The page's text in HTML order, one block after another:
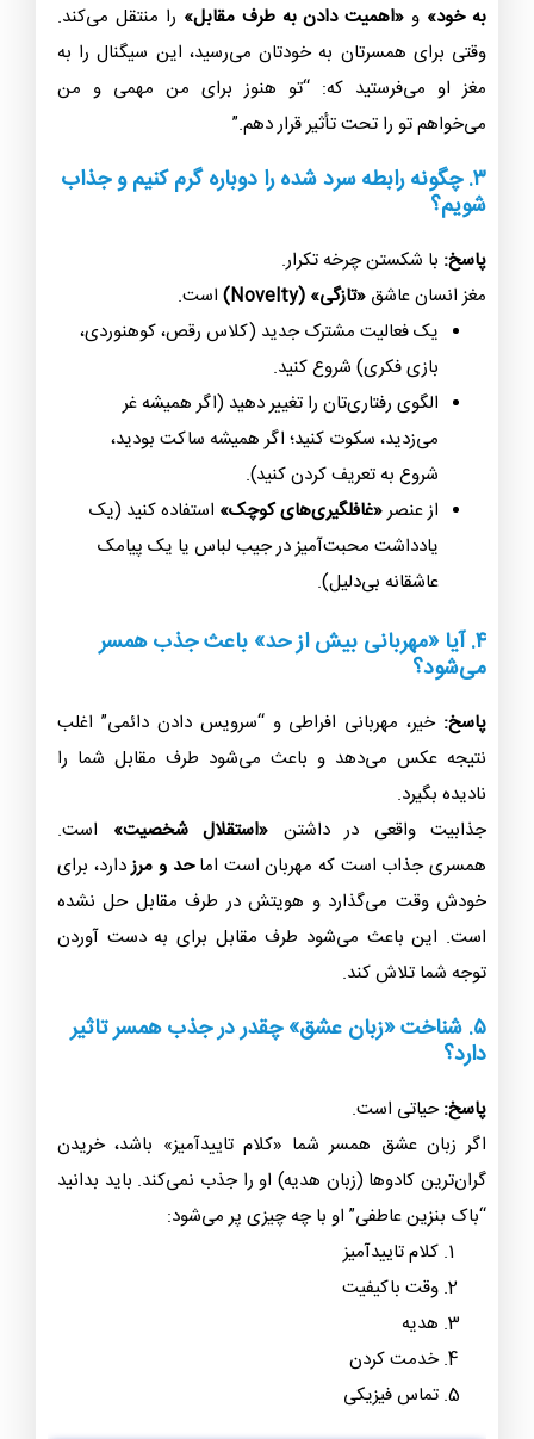
به خود» و «اهمیت دادن به طرف مقابل» را منتقل می‌کند.
وقتی برای همسرتان به خودتان می‌رسید، این سیگنال را به
مغز او می‌فرستید که: “تو هنوز برای من مهمی و من
می‌خواهم تو را تحت تأثیر قرار دهم.”
۳. چگونه رابطه سرد شده را دوباره گرم کنیم و جذاب
شویم؟
پاسخ: با شکستن چرخه تکرار.
مغز انسان عاشق «تازگی» (Novelty)
است.
یک فعالیت مشترک جدید (کلاس رقص، کوهنوردی،
بازی فکری) شروع کنید.
الگوی رفتاری‌تان را تغییر دهید (اگر همیشه غر
می‌زدید، سکوت کنید؛ اگر همیشه ساکت بودید،
شروع به تعریف کردن کنید).
از عنصر«غافلگیری‌های کوچک» استفاده کنید (یک
یادداشت محبت‌آمیز در جیب لباس یا یک پیامک
عاشقانه بی‌دلیل).
۴. آیا «مهربانی بیش از حد» باعث جذب همسر
می‌شود؟
پاسخ: خیر، مهربانی افراطی و “سرویس دادن دائمی” اغلب
نتیجه عکس می‌دهد و باعث می‌شود طرف مقابل شما را
نادیده بگیرد.
جذابیت واقعی در داشتن «استقلال شخصیت» است.
همسری جذاب است که مهربان است اماحد و مرزدارد، برای
خودش وقت می‌گذارد و هویتش در طرف مقابل حل نشده
است. این باعث می‌شود طرف مقابل برای به دست آوردن
توجه شما تلاش کند.
۵. شناخت «زبان عشق» چقدر در جذب همسر تاثیر
دارد؟
پاسخ:حیاتی است.
اگر زبان عشق همسر شما «کلام تاییدآمیز» باشد، خریدن
گران‌ترین کادوها (زبان هدیه) او را جذب نمی‌کند. باید بدانید
“باک بنزین عاطفی” او با چه چیزی پر می‌شود:
کلام تاییدآمیز
وقت باکیفیت
هدیه
خدمت کردن
تماس فیزیکی